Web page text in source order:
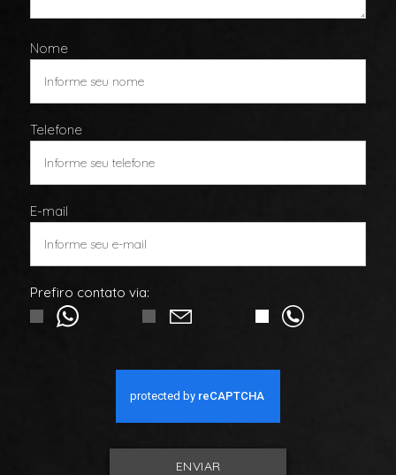
Nome
Telefone
E-mail
Prefiro contato via:
ENVIAR